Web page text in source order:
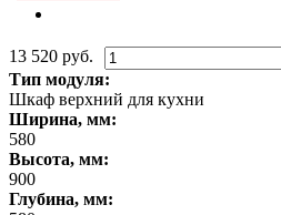
13 520 руб.
Тип модуля:
Шкаф верхний для кухни
Ширина, мм:
580
Высота, мм:
900
Глубина, мм: